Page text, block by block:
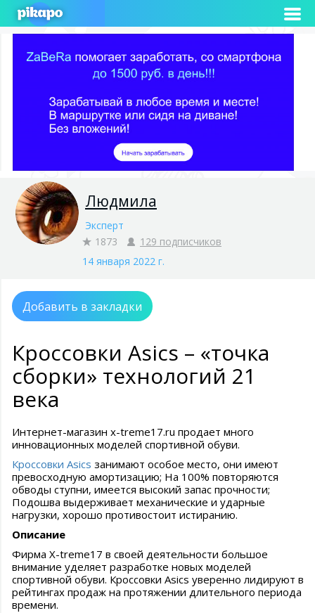
Людмила
Эксперт
1873
129 подписчиков
14 января 2022 г.
Добавить в закладки
Кроссовки Asics – «точка
сборки» технологий 21
века
Интернет-магазин x-treme17.ru продает много
инновационных моделей спортивной обуви.
Кроссовки Asics занимают особое место, они имеют
превосходную амортизацию; На 100% повторяются
обводы ступни, имеется высокий запас прочности;
Подошва выдерживает механические и ударные
нагрузки, хорошо противостоит истиранию.
Описание
Фирма Х-treme17 в своей деятельности большое
внимание уделяет разработке новых моделей
спортивной обуви. Кроссовки Asics уверенно лидируют в
рейтингах продаж на протяжении длительного периода
времени.